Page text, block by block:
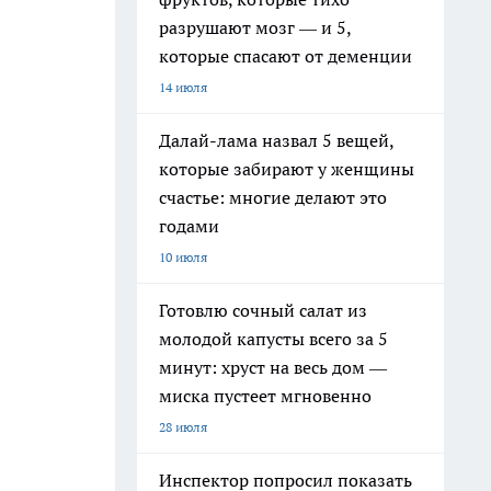
разрушают мозг — и 5,
которые спасают от деменции
14 июля
Далай-лама назвал 5 вещей,
которые забирают у женщины
счастье: многие делают это
годами
10 июля
Готовлю сочный салат из
молодой капусты всего за 5
минут: хруст на весь дом —
миска пустеет мгновенно
28 июля
Инспектор попросил показать